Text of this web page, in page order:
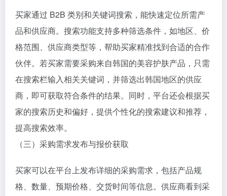
买家通过 B2B 类别和关键词搜索，能快速定位所需产
品和供应商。搜索功能支持多种筛选条件，如地区、价
格范围、供应商类型等，帮助买家精准找到合适的合作
伙伴。若买家需要采购来自韩国的美容护肤产品，只需
在搜索栏输入相关关键词，并筛选出韩国地区的供应
商，即可获取符合条件的结果。同时，平台还会根据买
家的搜索历史和偏好，提供个性化的搜索建议和推荐，
提高搜索效率。
（三）采购需求发布与报价获取
买家可以在平台上发布详细的采购需求，包括产品规
格、数量、预期价格、交货时间等信息。供应商看到采